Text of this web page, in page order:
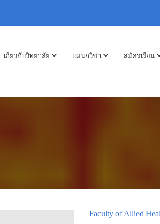
เกี่ยวกับวิทยาลัย แผนกวิชา สมัครเรียน
Faculty of Allied